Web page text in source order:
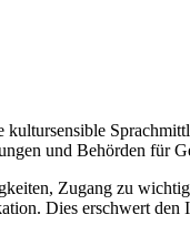
und Behörden für
Zugang zu
Dies erschwert